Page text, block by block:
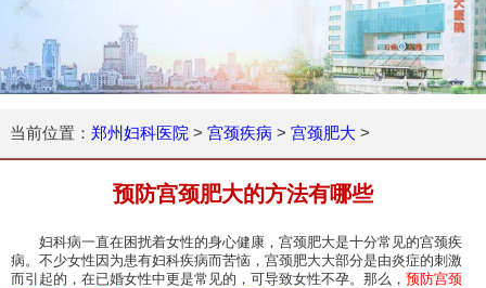
当前位置： 郑州妇科医院 > 宫颈疾病 > 宫颈肥大>
预防宫颈肥大的方法有哪些
妇科病一直在困扰着女性的身心健康，宫颈肥大是十分常见的宫颈疾
病。不少女性因为患有妇科疾病而苦恼，宫颈肥大大部分是由炎症的刺激
而引起的，在已婚女性中更是常见的，可导致女性不孕。那么， 预防宫颈